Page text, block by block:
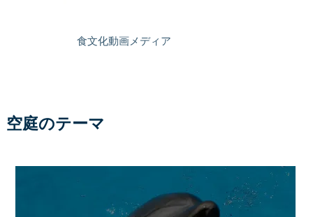
食文化動画メディア
空庭のテーマ